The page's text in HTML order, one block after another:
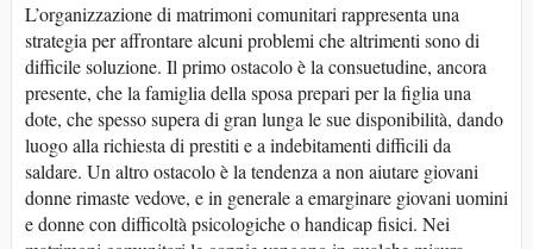
L’organizzazione di matrimoni comunitari rappresenta una
strategia per affrontare alcuni problemi che altrimenti sono di
difficile soluzione. Il primo ostacolo è la consuetudine, ancora
presente, che la famiglia della sposa prepari per la figlia una
dote, che spesso supera di gran lunga le sue disponibilità, dando
luogo alla richiesta di prestiti e a indebitamenti difficili da
saldare. Un altro ostacolo è la tendenza a non aiutare giovani
donne rimaste vedove, e in generale a emarginare giovani uomini
e donne con difficoltà psicologiche o handicap fisici. Nei